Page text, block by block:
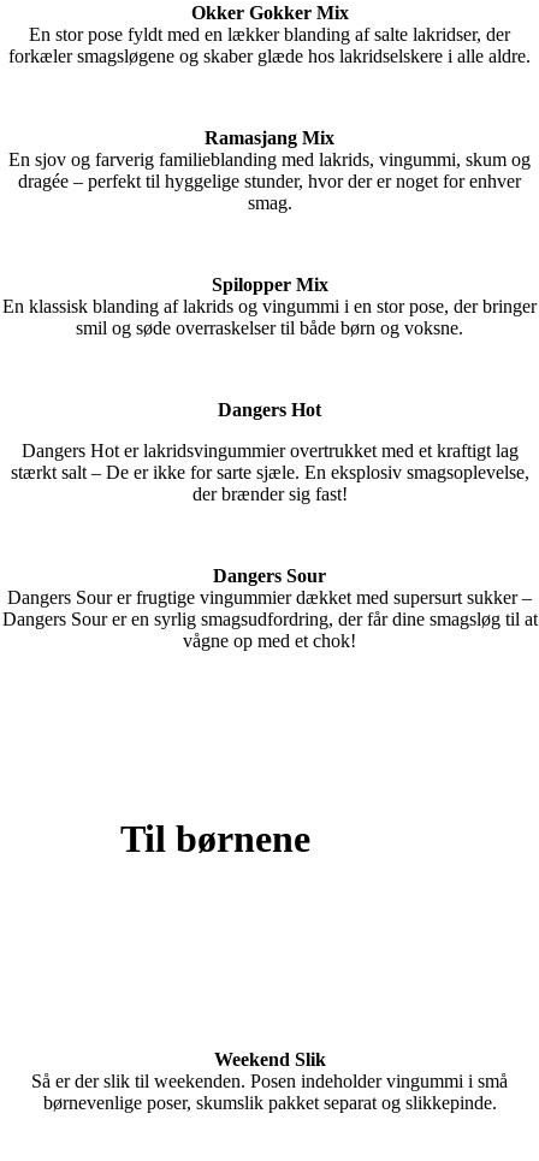
Okker Gokker Mix
En stor pose fyldt med en lækker blanding af salte lakridser, der
forkæler smagsløgene og skaber glæde hos lakridselskere i alle aldre.
Ramasjang Mix
En sjov og farverig familieblanding med lakrids, vingummi, skum og
dragée – perfekt til hyggelige stunder, hvor der er noget for enhver
smag.
Spilopper Mix
En klassisk blanding af lakrids og vingummi i en stor pose, der bringer
smil og søde overraskelser til både børn og voksne.
Dangers Hot
Dangers Hot er lakridsvingummier overtrukket med et kraftigt lag
stærkt salt – De er ikke for sarte sjæle. En eksplosiv smagsoplevelse,
der brænder sig fast!
Dangers Sour
Dangers Sour er frugtige vingummier dækket med supersurt sukker –
Dangers Sour er en syrlig smagsudfordring, der får dine smagsløg til at
vågne op med et chok!
Til børnene
Weekend Slik
Så er der slik til weekenden. Posen indeholder vingummi i små
børnevenlige poser, skumslik pakket separat og slikkepinde.